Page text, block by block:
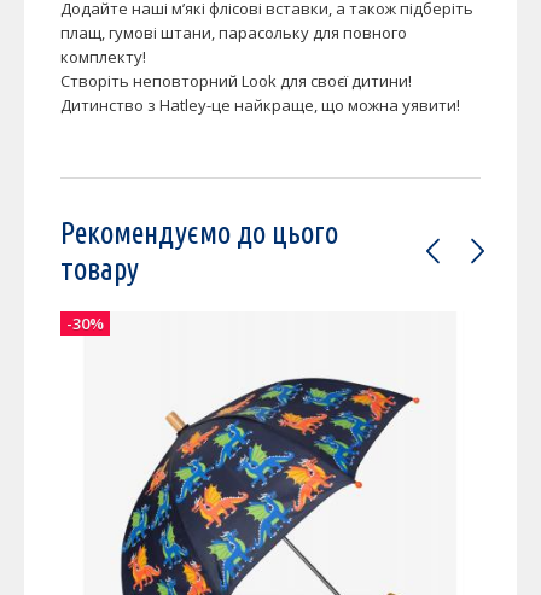
Додайте наші м’які флісові вставки, а також підберіть
плащ, гумові штани, парасольку для повного
комплекту!
Створіть неповторний Look для своєї дитини!
Дитинство з Hatley-це найкраще, що можна уявити!
Рекомендуємо до цього
товару
-30%